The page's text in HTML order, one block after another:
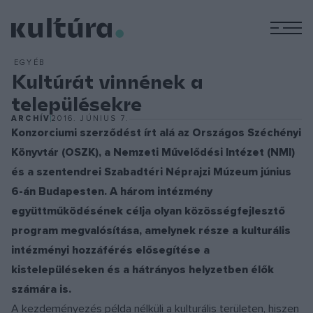
EGYÉB
Kultúrát vinnének a
településekre
ARCHÍV2016. JÚNIUS 7.
Konzorciumi szerződést írt alá az Országos Széchényi
Könyvtár (OSZK), a Nemzeti Művelődési Intézet (NMI)
és a szentendrei Szabadtéri Néprajzi Múzeum június
6-án Budapesten. A három intézmény
együttműködésének célja olyan közösségfejlesztő
program megvalósítása, amelynek része a kulturális
intézményi hozzáférés elősegítése a
kistelepüléseken és a hátrányos helyzetben élők
számára is.
A kezdeményezés példa nélküli a kulturális területen, hiszen